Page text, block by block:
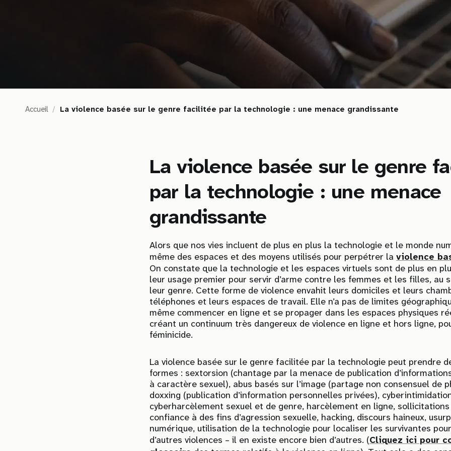
t
Accueil La violence basée sur le genre facilitée par la technologie : une menace grandissante
La violence basée sur le genre
par la technologie : une menace
grandissante
Alors que nos vies incluent de plus en plus la technologie et le monde
même des espaces et des moyens utilisés pour perpétrer la violence
On constate que la technologie et les espaces virtuels sont de plus en
leur usage premier pour servir d’arme contre les femmes et les filles, au
leur genre. Cette forme de violence envahit leurs domiciles et leurs
téléphones et leurs espaces de travail. Elle n’a pas de limites
même commencer en ligne et se propager dans les espaces physiques
créant un continuum très dangereux de violence en ligne et hors ligne,
féminicide.
La violence basée sur le genre facilitée par la technologie peut prendre
formes : sextorsion (chantage par la menace de publication
à caractère sexuel), abus basés sur l’image (partage non consensuel de
doxxing (publication d’information personnelles privées),
cyberharcèlement sexuel et de genre, harcèlement en ligne,
confiance à des fins d’agression sexuelle, hacking, discours haineux,
numérique, utilisation de la technologie pour localiser les survivantes
d’autres violences – il en existe encore bien d’autres. (Cliquez ici pour